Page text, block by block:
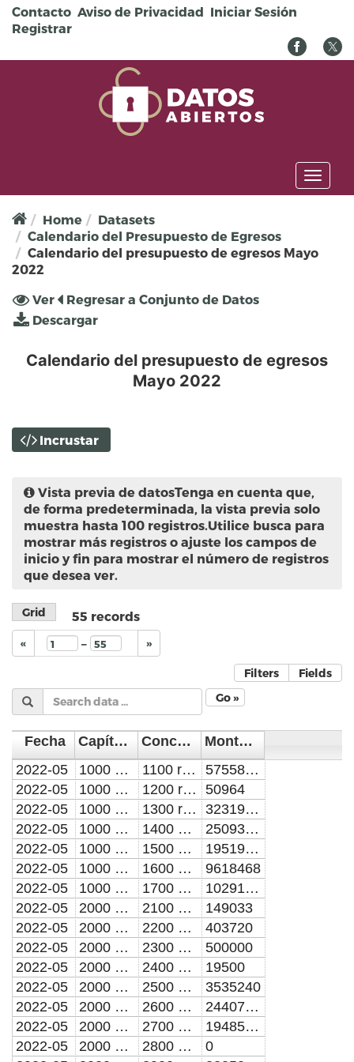
Pasar al contenido principal
Contacto Aviso de Privacidad Iniciar Sesión
Registrar
Toggle
Home
Datasets
Calendario del Presupuesto de Egresos
Calendario del presupuesto de egresos Mayo
2022
Solapas principales
Ver (solapa
activa)
Regresar a Conjunto de Datos
Descargar
Calendario del presupuesto de egresos
Mayo 2022
Incrustar
Vista previa de datosTenga en cuenta que,
de forma predeterminada, la vista previa solo
muestra hasta 100 registros.Utilice busca para
mostrar más registros o ajuste los campos de
inicio y fin para mostrar el número de registros
que desea ver.
Grid 55 records
« – »
Filters
Fields
Go »
Fecha Capítulo del Gasto Concepto de Gasto
Monto en pesos
2022-05
1000 servicios personales 1100 remuneraciones al personal de caracter permanente
57558430
2022-05
1000 servicios personales 1200 remuneraciones al personal de caracter transitorio
50964
2022-05
1000 servicios personales 1300 remuneraciones adicionales y especiales
32319849
2022-05
1000 servicios personales 1400 seguridad social
25093385
2022-05
1000 servicios personales 1500 otras prestaciones sociales y economicas
19519671
2022-05
1000 servicios personales 1600 previsiones
9618468
2022-05
1000 servicios personales 1700 pago de estimulos a servidores publicos
10291250
2022-05
2000 materiales y suministros 2100 materiales de administracion, emision de documentos y articulos oficiales
149033
2022-05
2000 materiales y suministros 2200 alimentos y utensilios
403720
2022-05
2000 materiales y suministros 2300 materias primas y materiales de produccion y comercializacion
500000
2022-05
2000 materiales y suministros 2400 materiales y articulos de construccion y de reparacion
19500
2022-05
2000 materiales y suministros 2500 productos quimicos, farmaceuticos y de laboratorio
3535240
2022-05
2000 materiales y suministros 2600 combustibles, lubricantes y aditivos
24407590
2022-05
2000 materiales y suministros 2700 vestuario, blancos, prendas de proteccion y articulos deportivos
19485362
2022-05
2000 materiales y suministros 2800 materiales y suministros para seguridad
0